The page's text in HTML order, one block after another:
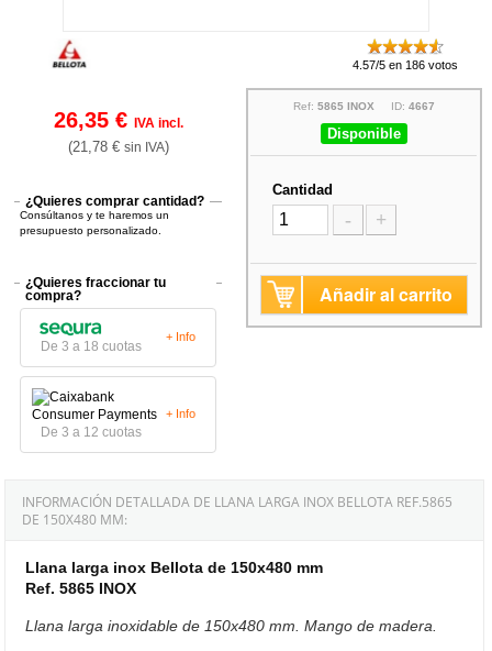
4.57/5 en 186 votos
26,35 € IVA incl.
(21,78 € sin IVA)
¿Quieres comprar cantidad?
Consúltanos y te haremos un
presupuesto personalizado.
¿Quieres fraccionar tu
compra?
De 3 a 18 cuotas
+ Info
De 3 a 12 cuotas
+ Info
Ref: 5865 INOX ID: 4667
Disponible
Cantidad
- +
Añadir al carrito
INFORMACIÓN DETALLADA DE LLANA LARGA INOX BELLOTA REF.5865
DE 150X480 MM:
Llana larga inox Bellota de 150x480 mm
Ref. 5865 INOX
Llana larga inoxidable de 150x480 mm. Mango de madera.